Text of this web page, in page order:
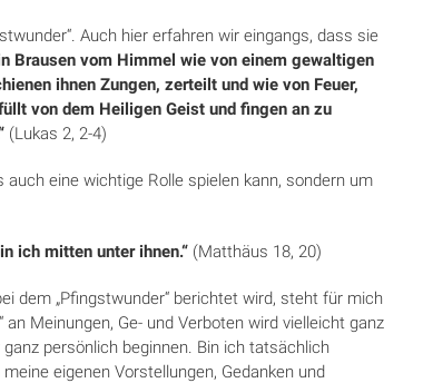
Auch hier erfahren wir eingangs, dass sie
Brausen vom Himmel wie von einem gewaltigen
ihnen Zungen, zerteilt und wie von Feuer,
von dem Heiligen Geist und fingen an zu
(Lukas 2, 2-4)
eine wichtige Rolle spielen kann, sondern um
ich mitten unter ihnen.“ (Mat­thäus 18, 20)
dem „Pfingstwunder“ berichtet wird, steht für mich
an Meinungen, Ge- und Verboten wird vielleicht ganz
persönlich beginnen. Bin ich tatsächlich
eigenen Vorstellungen, Gedanken und